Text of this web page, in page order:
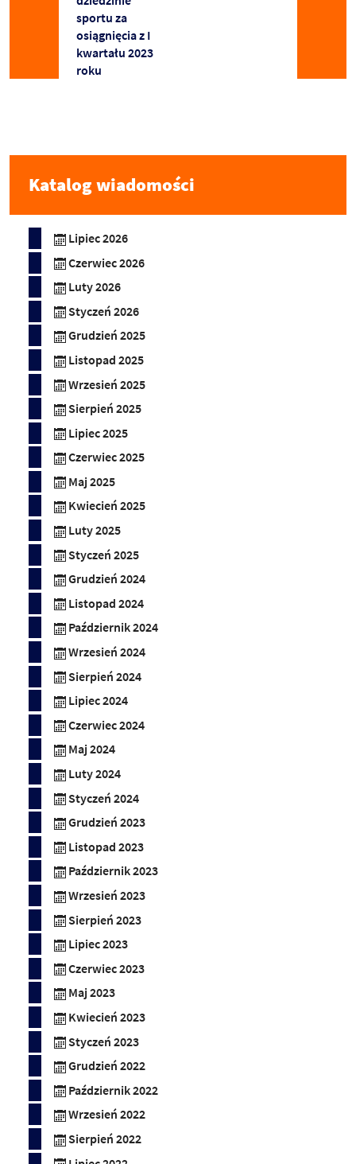
sportu za
osiągnięcia z I
kwartału 2023
roku
Katalog wiadomości
Lipiec 2026
Czerwiec 2026
Luty 2026
Styczeń 2026
Grudzień 2025
Listopad 2025
Wrzesień 2025
Sierpień 2025
Lipiec 2025
Czerwiec 2025
Maj 2025
Kwiecień 2025
Luty 2025
Styczeń 2025
Grudzień 2024
Listopad 2024
Październik 2024
Wrzesień 2024
Sierpień 2024
Lipiec 2024
Czerwiec 2024
Maj 2024
Luty 2024
Styczeń 2024
Grudzień 2023
Listopad 2023
Październik 2023
Wrzesień 2023
Sierpień 2023
Lipiec 2023
Czerwiec 2023
Maj 2023
Kwiecień 2023
Styczeń 2023
Grudzień 2022
Październik 2022
Wrzesień 2022
Sierpień 2022